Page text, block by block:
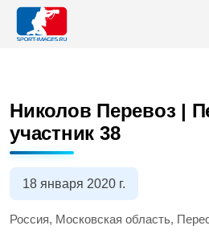
Николов Перевоз |
участник 38
18 января 2020 г.
Россия, Московская область,